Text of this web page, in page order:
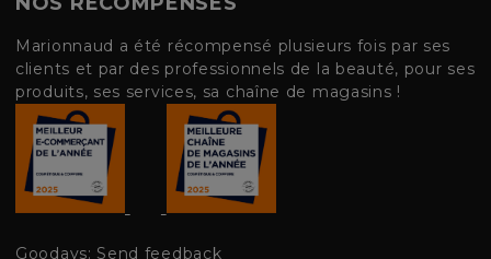
Marionnaud a été récompensé plusieurs fois par ses
clients et par des professionnels de la beauté, pour ses
produits, ses services, sa chaîne de magasins !
Goodays: Send feedback